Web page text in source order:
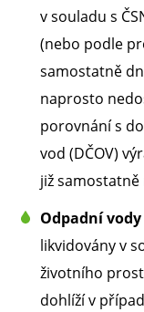
v souladu s
(nebo podle
samostatně
naprosto
porovnání s
vod (DČOV)
již
Odpadní vody
likvidovány v
životního
dohlíží v